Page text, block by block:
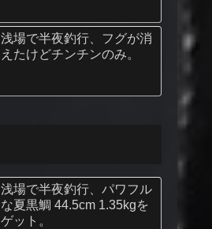
浅場で半夜釣行、フグが消
えたけどチンチンのみ。
浅場で半夜釣行、パワフル
な夏黒鯛 44.5cm 1.35kgを
ゲット。